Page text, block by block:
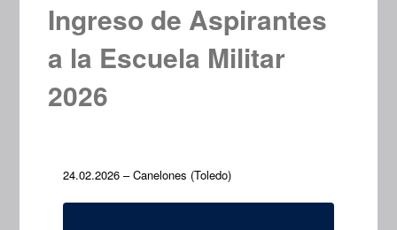
Ingreso de Aspirantes
a la Escuela Militar
2026
24.02.2026 – Canelones (Toledo)